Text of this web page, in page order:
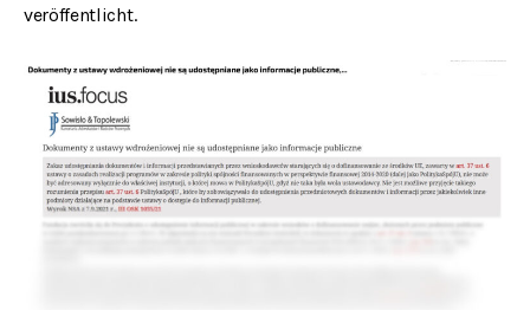
veröffentlicht.